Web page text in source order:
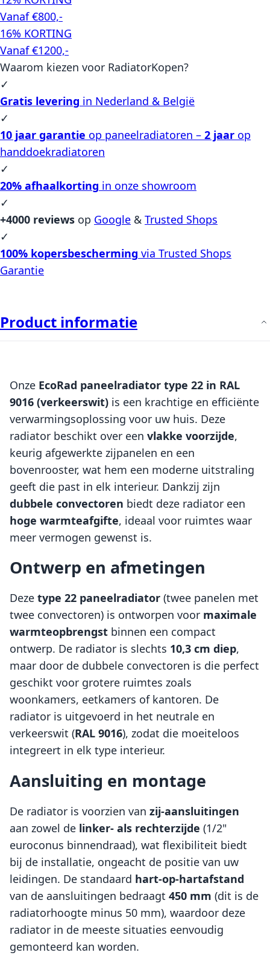
Vanaf €800,-
16% KORTING
Vanaf €1200,-
Waarom kiezen voor RadiatorKopen?
✓
Gratis levering in Nederland & België
✓
10 jaar garantie op paneelradiatoren – 2 jaar op
handdoekradiatoren
✓
20% afhaalkorting in onze showroom
✓
+4000 reviews op Google & Trusted Shops
✓
100% kopersbescherming via Trusted Shops
Garantie
Product informatie
Onze EcoRad paneelradiator type 22 in RAL
9016 (verkeerswit) is een krachtige en efficiënte
verwarmingsoplossing voor uw huis. Deze
radiator beschikt over een vlakke voorzijde,
keurig afgewerkte zijpanelen en een
bovenrooster, wat hem een moderne uitstraling
geeft die past in elk interieur. Dankzij zijn
dubbele convectoren biedt deze radiator een
hoge warmteafgifte, ideaal voor ruimtes waar
meer vermogen gewenst is.
Ontwerp en afmetingen
Deze type 22 paneelradiator (twee panelen met
twee convectoren) is ontworpen voor maximale
warmteopbrengst binnen een compact
ontwerp. De radiator is slechts 10,3 cm diep,
maar door de dubbele convectoren is die perfect
geschikt voor grotere ruimtes zoals
woonkamers, eetkamers of kantoren. De
radiator is uitgevoerd in het neutrale en
verkeerswit (RAL 9016), zodat die moeiteloos
integreert in elk type interieur.
Aansluiting en montage
De radiator is voorzien van zij-aansluitingen
aan zowel de linker- als rechterzijde (1/2"
euroconus binnendraad), wat flexibiliteit biedt
bij de installatie, ongeacht de positie van uw
leidingen. De standaard hart-op-hartafstand
van de aansluitingen bedraagt 450 mm (dit is de
radiatorhoogte minus 50 mm), waardoor deze
radiator in de meeste situaties eenvoudig
gemonteerd kan worden.